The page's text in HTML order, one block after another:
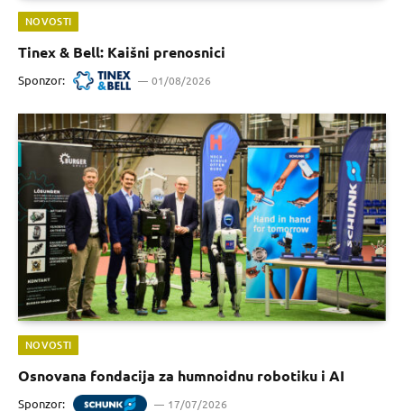
NOVOSTI
Tinex & Bell: Kaišni prenosnici
Sponzor: 01/08/2026
NOVOSTI
Osnovana fondacija za humnoidnu robotiku i AI
Sponzor: 17/07/2026